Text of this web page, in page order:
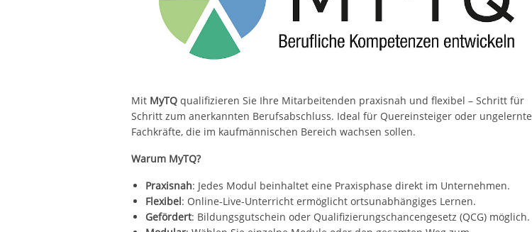
Mit MyTQ qualifizieren Sie Ihre Mitarbeitenden praxisnah und flexibel – Schritt für
Schritt zum anerkannten Berufsabschluss. Ideal für Quereinsteiger oder ungelernte
Fachkräfte, die im kaufmännischen Bereich wachsen sollen.
Warum MyTQ?
Praxisnah: Jedes Modul beinhaltet eine Praxisphase direkt im Unternehmen.
Flexibel: Online-Live-Unterricht ermöglicht ortsunabhängiges Lernen.
Gefördert: Bildungsgutschein oder Qualifizierungschancengesetz (QCG) möglich.